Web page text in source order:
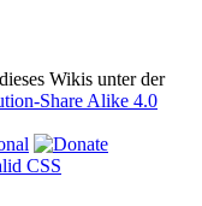
Wikis unter der
Share Alike 4.0